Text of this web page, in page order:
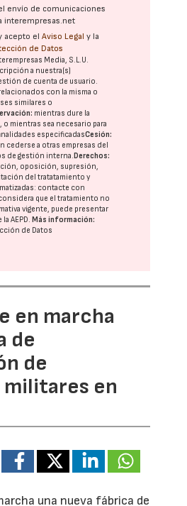
envío de comunicaciones
interempresas.net
acepto elAviso Legal y la
de Datos
Media, S.L.U.
a nuestra(s)
de cuenta de usuario.
con la misma o
similares o
mientras dure la
mientras sea necesario para
finalidades especificadasCesión:
cederse a otras empresas del
de gestión interna. Derechos:
oposición, supresión,
del tratatamiento y
contacte con
que el tratamiento no
vigente, puede presentar
laAEPD. Más información:
de Datos
en marcha
de
de
en
una nueva fábrica de